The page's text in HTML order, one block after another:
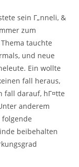
sein Г„nneli, &
zum
tauchte
und neue
Ein wollte
fall heraus,
fall darauf, hГ¤tte
anderem
beibehalten